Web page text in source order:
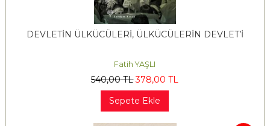
DEVLETİN ÜLKÜCÜLERİ, ÜLKÜCÜLERİN DEVLET’İ
Fatih YAŞLI
540,00TL 378,00 TL
Sepete Ekle